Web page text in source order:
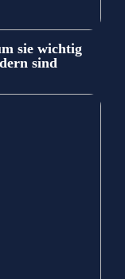
sie wichtig
sind